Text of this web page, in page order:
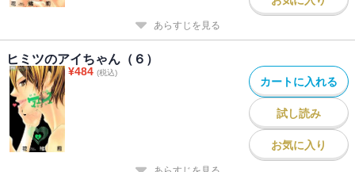
あらすじを見る
ヒミツのアイちゃん（６）
¥484 (税込)
カートに入れる
試し読み
お気に入り